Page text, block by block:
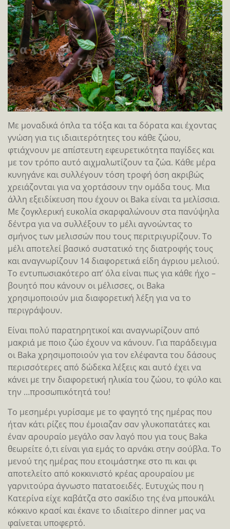
Με μοναδικά όπλα τα τόξα και τα δόρατα και έχοντας
γνώση για τις ιδιαιτερότητες του κάθε ζώου,
φτιάχνουν με απίστευτη εφευρετικότητα παγίδες και
με τον τρόπο αυτό αιχμαλωτίζουν τα ζώα. Κάθε μέρα
κυνηγάνε και συλλέγουν τόση τροφή όση ακριβώς
χρειάζονται για να χορτάσουν την ομάδα τους. Μια
άλλη εξειδίκευση που έχουν οι Baka είναι τα μελίσσια.
Με ζογκλερική ευκολία σκαρφαλώνουν στα πανύψηλα
δέντρα για να συλλέξουν το μέλι αγνοώντας το
σμήνος των μελισσών που τους περιτριγυρίζουν. Το
μέλι αποτελεί βασικό συστατικό της διατροφής τους
και αναγνωρίζουν 14 διαφορετικά είδη άγριου μελιού.
Το εντυπωσιακότερο απ’ όλα είναι πως για κάθε ήχο –
βουητό που κάνουν οι μέλισσες, οι Baka
χρησιμοποιούν μια διαφορετική λέξη για να το
περιγράψουν.
Είναι πολύ παρατηρητικοί και αναγνωρίζουν από
μακριά με ποιο ζώο έχουν να κάνουν. Για παράδειγμα
οι Baka χρησιμοποιούν για τον ελέφαντα του δάσους
περισσότερες από δώδεκα λέξεις και αυτό έχει να
κάνει με την διαφορετική ηλικία του ζώου, το φύλο και
την …προσωπικότητά του!
Το μεσημέρι γυρίσαμε με το φαγητό της ημέρας που
ήταν κάτι ρίζες που έμοιαζαν σαν γλυκοπατάτες και
έναν αρουραίο μεγάλο σαν λαγό που για τους Baka
θεωρείτε ό,τι είναι για εμάς το αρνάκι στην σούβλα. Το
μενού της ημέρας που ετοιμάστηκε στο πι και φι
αποτελείτο από κοκκινιστό κρέας αρουραίου με
γαρνιτούρα άγνωστο πατατοειδές. Ευτυχώς που η
Κατερίνα είχε καβάτζα στο σακίδιο της ένα μπουκάλι
κόκκινο κρασί και έκανε το ιδιαίτερο dinner μας να
φαίνεται υποφερτό.